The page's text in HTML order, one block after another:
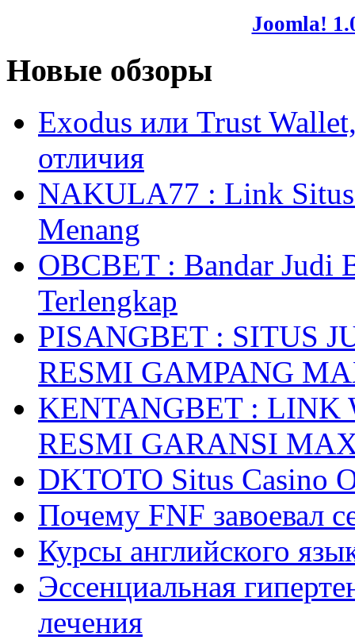
Joomla!
Новые обзоры
Exodus или Trust
отличия
NAKULA77 : Link Situs
Menang
OBCBET : Bandar Judi
Terlengkap
PISANGBET : SITUS
RESMI GAMPANG
KENTANGBET : LINK
RESMI GARANSI
DKTOTO Situs Casino
Почему FNF завоевал
Курсы английского
Эссенциальная
лечения